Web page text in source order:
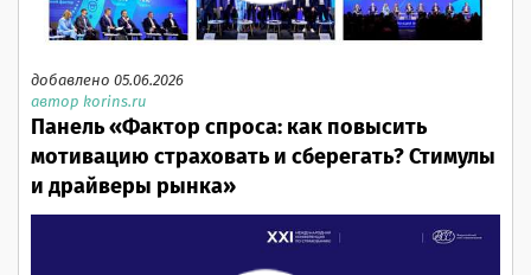
добавлено 05.06.2026
автор korins.ru
Панель «Фактор спроса: как повысить
мотивацию страховать и сберегать? Стимулы
и драйверы рынка»